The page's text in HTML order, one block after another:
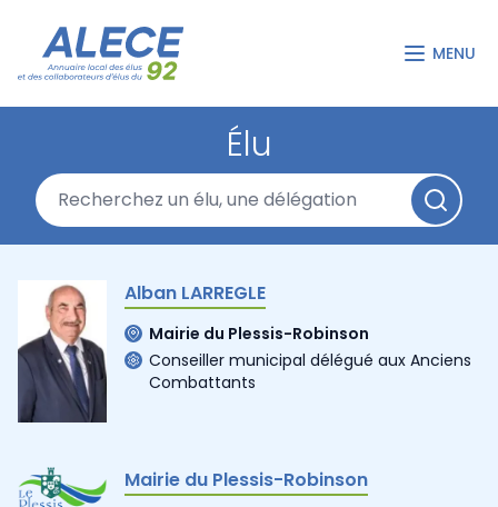
MENU
Élu
Alban LARREGLE
Mairie du Plessis-Robinson
Conseiller municipal délégué aux Anciens
Combattants
Mairie du Plessis-Robinson